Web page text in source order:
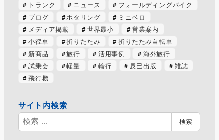
トランク
ニュース
フォールディングバイク
ブログ
ポタリング
ミニベロ
メディア掲載
世界最小
営業案内
小径車
折りたたみ
折りたたみ自転車
新商品
旅行 活用事例
海外旅行
試乗会
軽量 輪行 辰巳出版
雑誌
飛行機
サイト内検索
検
索
検索